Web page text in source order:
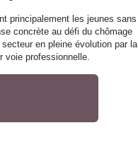
principalement les jeunes sans
concrète au défi du chômage
en pleine évolution par la
voie professionnelle.